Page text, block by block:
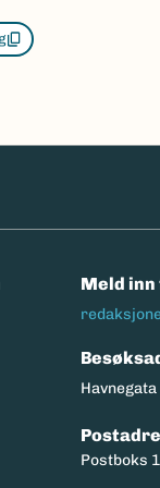
Meld
Postboks